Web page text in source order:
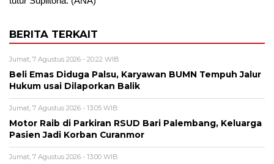
BERITA TERKAIT
Jumat, 7 Agustus 2026 - 20:22 WIB
Beli Emas Diduga Palsu, Karyawan BUMN Tempuh Jalur
Hukum usai Dilaporkan Balik
Jumat, 7 Agustus 2026 - 13:05 WIB
Motor Raib di Parkiran RSUD Bari Palembang, Keluarga
Pasien Jadi Korban Curanmor
Jumat, 7 Agustus 2026 - 13:00 WIB